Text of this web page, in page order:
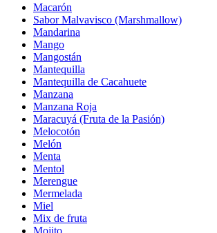
Macarón
Sabor Malvavisco (Marshmallow)
Mandarina
Mango
Mangostán
Mantequilla
Mantequilla de Cacahuete
Manzana
Manzana Roja
Maracuyá (Fruta de la Pasión)
Melocotón
Melón
Menta
Mentol
Merengue
Mermelada
Miel
Mix de fruta
Mojito